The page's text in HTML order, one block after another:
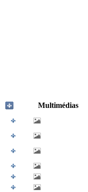
Multimédias